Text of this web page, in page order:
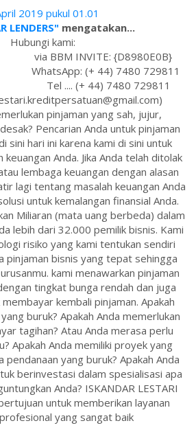
2019 pukul 01.01
LENDERS" mengatakan...
Hubungi kami:
{D8980E0B}
(+ 44) 7480 729811
44) 7480 729811
pinjaman yang sah, jujur,
Pencarian Anda untuk pinjaman
sini hari ini karena kami di sini untuk
Anda. Jika Anda telah ditolak
lembaga keuangan dengan alasan
lagi tentang masalah keuangan Anda
untuk kemalangan finansial Anda.
Miliaran (mata uang berbeda) dalam
lebih dari 32.000 pemilik bisnis. Kami
risiko yang kami tentukan sendiri
pinjaman bisnis yang tepat sehingga
kami menawarkan pinjaman
tingkat bunga rendah dan juga
kembali pinjaman. Apakah
buruk? Apakah Anda memerlukan
tagihan? Atau Anda merasa perlu
Apakah Anda memiliki proyek yang
pendanaan yang buruk? Apakah Anda
berinvestasi dalam spesialisasi apa
Anda? ISKANDAR LESTARI
untuk memberikan layanan
yang sangat baik